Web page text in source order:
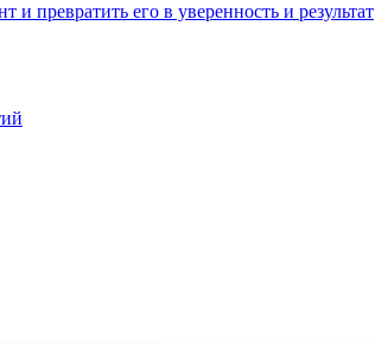
и превратить его в уверенность и результат